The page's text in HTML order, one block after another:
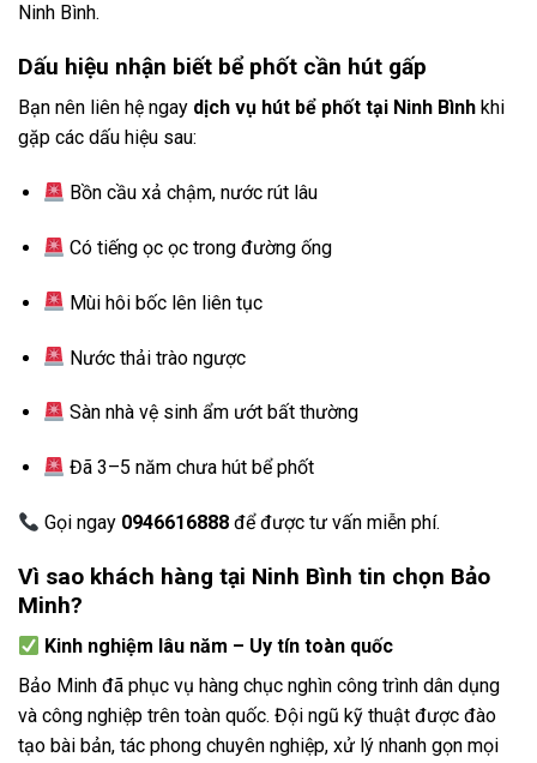
Ninh Bình.
Dấu hiệu nhận biết bể phốt cần hút gấp
Bạn nên liên hệ ngay dịch vụ hút bể phốt tại Ninh Bình khi
gặp các dấu hiệu sau:
Bồn cầu xả chậm, nước rút lâu
Có tiếng ọc ọc trong đường ống
Mùi hôi bốc lên liên tục
Nước thải trào ngược
Sàn nhà vệ sinh ẩm ướt bất thường
Đã 3–5 năm chưa hút bể phốt
Gọi ngay 0946616888 để được tư vấn miễn phí.
Vì sao khách hàng tại Ninh Bình tin chọn Bảo
Minh?
Kinh nghiệm lâu năm – Uy tín toàn quốc
Bảo Minh đã phục vụ hàng chục nghìn công trình dân dụng
và công nghiệp trên toàn quốc. Đội ngũ kỹ thuật được đào
tạo bài bản, tác phong chuyên nghiệp, xử lý nhanh gọn mọi